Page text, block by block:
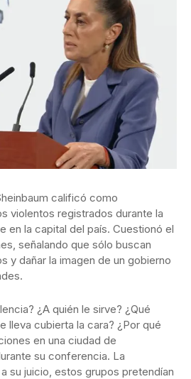
calificó como
violentos registrados durante la
en la capital del país. Cuestionó el
señalando que sólo buscan
y dañar la imagen de un gobierno
¿A quién le sirve? ¿Qué
lleva cubierta la cara? ¿Por qué
en una ciudad de
su conferencia. La
su juicio, estos grupos pretendían